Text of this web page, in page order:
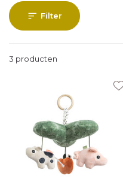
Filter
3 producten